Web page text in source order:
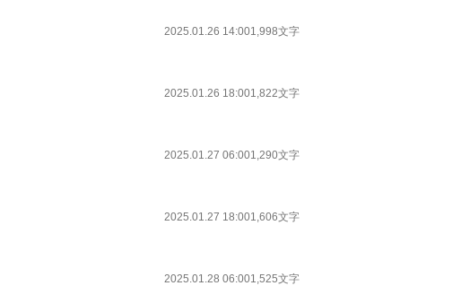
2025.01.26 14:001,998文字
2025.01.26 18:001,822文字
2025.01.27 06:001,290文字
2025.01.27 18:001,606文字
2025.01.28 06:001,525文字